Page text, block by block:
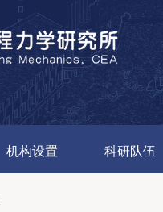
机构设置 科研队伍